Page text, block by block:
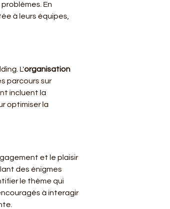
En
à leurs équipes,
L'organisation
parcours sur
incluent la
optimiser la
et le plaisir
des énigmes
le thème qui
à interagir